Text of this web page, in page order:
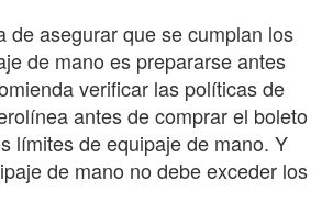
de asegurar que se cumplan los
de mano es prepararse antes
verificar las políticas de
antes de comprar el boleto
límites de equipaje de mano. Y
de mano no debe exceder los